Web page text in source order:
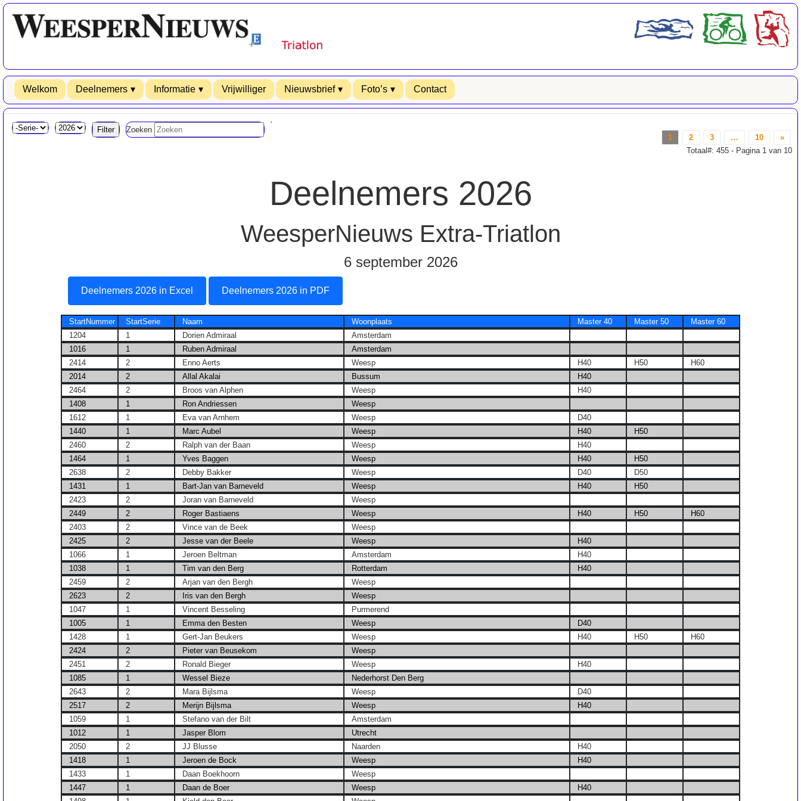
Welkom Deelnemers Informatie Vrijwilliger Nieuwsbrief Foto’s Contact
Zoeken
1
2 3 … 10
»
Totaal#: 455 - Pagina 1 van 10
Deelnemers 2026
WeesperNieuws Extra-Triatlon
6 september 2026
Deelnemers 2026 in Excel Deelnemers 2026 in PDF
StartNummer StartSerie Naam Woonplaats Master 40 Master 50
Master 60
1204
1 Dorien Admiraal
Amsterdam
1016
1 Ruben Admiraal
Amsterdam
2414
2 Enno Aerts Weesp H40 H50
H60
2014
2 Allal Akalai Bussum
H40
2464
2 Broos van Alphen Weesp
H40
1408
1 Ron Andriessen
Weesp
1612
1 Eva van Arnhem Weesp
D40
1440
1 Marc Aubel Weesp H40
H50
2460
2 Ralph van der Baan Weesp
H40
1464
1 Yves Baggen Weesp H40
H50
2638
2 Debby Bakker Weesp D40
D50
1431
1 Bart-Jan van Barneveld Weesp H40
H50
2423
2 Joran van Barneveld
Weesp
2449
2 Roger Bastiaens Weesp H40 H50
H60
2403
2 Vince van de Beek
Weesp
2425
2 Jesse van der Beele Weesp
H40
1066
1 Jeroen Beltman Amsterdam
H40
1038
1 Tim van den Berg Rotterdam
H40
2459
2 Arjan van den Bergh
Weesp
2623
2 Iris van den Bergh
Weesp
1047
1 Vincent Besseling
Purmerend
1005
1 Emma den Besten Weesp
D40
1428
1 Gert-Jan Beukers Weesp H40 H50
H60
2424
2 Pieter van Beusekom
Weesp
2451
2 Ronald Bieger Weesp
H40
1085
1 Wessel Bieze
Nederhorst Den Berg
2643
2 Mara Bijlsma Weesp
D40
2517
2 Merijn Bijlsma Weesp
H40
1059
1 Stefano van der Bilt
Amsterdam
1012
1 Jasper Blom
Utrecht
2050
2 JJ Blusse Naarden
H40
1418
1 Jeroen de Bock Weesp
H40
1433
1 Daan Boekhoorn
Weesp
1447
1 Daan de Boer Weesp
H40